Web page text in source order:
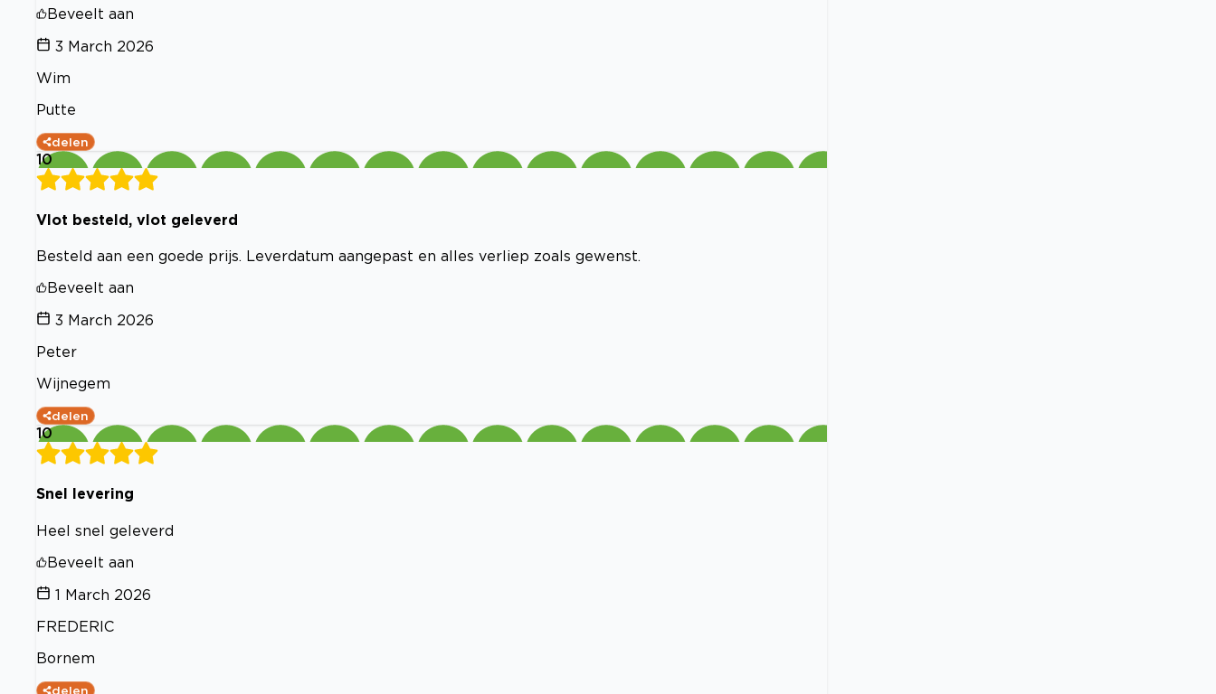
Beveelt aan
3 March 2026
Wim
Putte
delen
10
Vlot besteld, vlot geleverd
Besteld aan een goede prijs. Leverdatum aangepast en alles verliep zoals gewenst.
Beveelt aan
3 March 2026
Peter
Wijnegem
delen
10
Snel levering
Heel snel geleverd
Beveelt aan
1 March 2026
FREDERIC
Bornem
delen